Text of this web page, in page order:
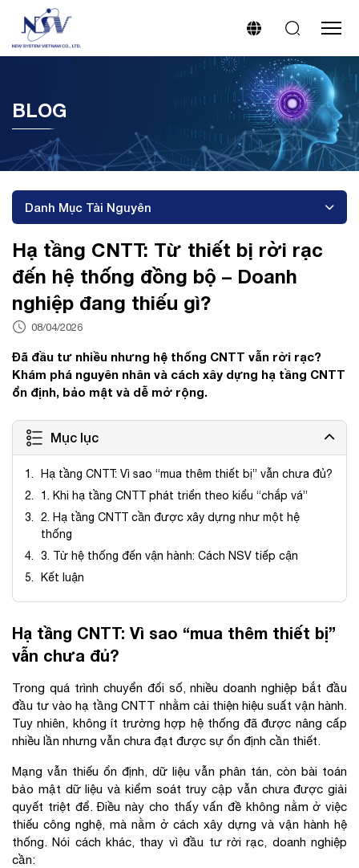
BLOG
Danh Mục Tài Nguyên
Hạ tầng CNTT: Từ thiết bị rời rạc
đến hệ thống đồng bộ – Doanh
nghiệp đang thiếu gì?
08/04/2026
Đã đầu tư nhiều nhưng hệ thống CNTT vẫn rời rạc?
Khám phá nguyên nhân và cách xây dựng hạ tầng CNTT
ổn định, bảo mật và dễ mở rộng.
Mục lục
Hạ tầng CNTT: Vì sao “mua thêm thiết bị” vẫn chưa đủ?
1. Khi hạ tầng CNTT phát triển theo kiểu “chắp vá”
2. Hạ tầng CNTT cần được xây dựng như một hệ
thống
3. Từ hệ thống đến vận hành: Cách NSV tiếp cận
Kết luận
Hạ tầng CNTT: Vì sao “mua thêm thiết bị”
vẫn chưa đủ?
Trong quá trình chuyển đổi số, nhiều doanh nghiệp bắt đầu
đầu tư vào hạ tầng CNTT nhằm cải thiện hiệu suất vận hành.
Tuy nhiên, không ít trường hợp hệ thống đã được nâng cấp
nhiều lần nhưng vẫn chưa đạt được sự ổn định cần thiết.
Mạng vẫn thiếu ổn định, dữ liệu vẫn phân tán, còn bài toán
bảo mật dữ liệu và kiểm soát truy cập vẫn chưa được giải
quyết triệt để. Điều này cho thấy vấn đề không nằm ở việc
thiếu công nghệ, mà nằm ở cách xây dựng và vận hành hệ
thống. Nói cách khác, thay vì đầu tư rời rạc, doanh nghiệp
cần: